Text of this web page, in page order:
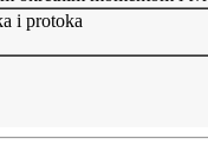
i protoka